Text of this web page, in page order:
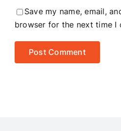
Save my name, email,
browser for the next time I